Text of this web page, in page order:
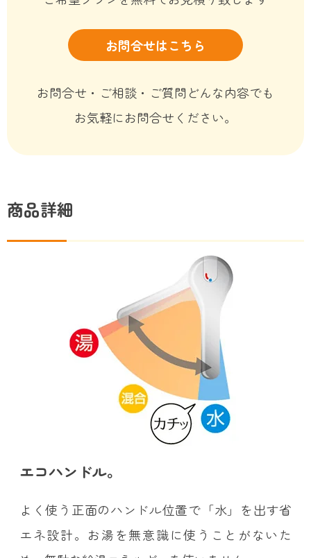
お問合せはこちら
お問合せ・ご相談・ご質問どんな内容でも
お気軽にお問合せください。
商品詳細
エコハンドル。
よく使う正面のハンドル位置で「水」を出す省
エネ設計。お湯を無意識に使うことがないた